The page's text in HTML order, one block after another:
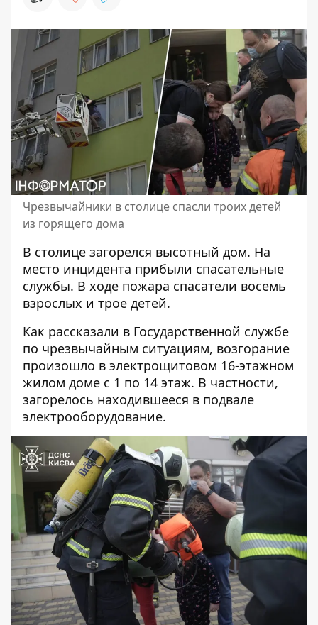
Чрезвычайники в столице спасли троих детей
из горящего дома
В столице загорелся высотный дом. На
место инцидента прибыли спасательные
службы. В ходе пожара спасатели восемь
взрослых и трое детей.
Как рассказали в Государственной службе
по чрезвычайным ситуациям, возгорание
произошло в электрощитовом 16-этажном
жилом доме с 1 по 14 этаж. В частности,
загорелось находившееся в подвале
электрооборудование.